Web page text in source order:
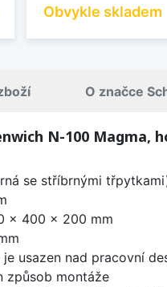
Obvykle skladem
O značce
N-100 Magma,
se stříbrnými
x 400 x 200 mm
usazen nad pracovní
způsob montáže